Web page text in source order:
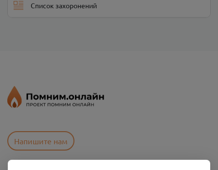
Список захоронений
Напишите нам